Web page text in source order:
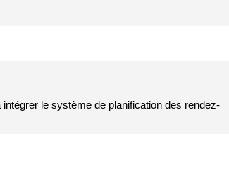
le système de planification des rendez-